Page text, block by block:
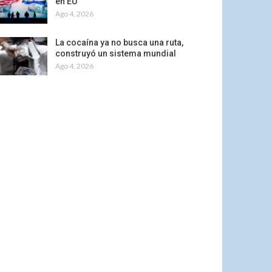
Ago 4, 2026
La cocaína ya no busca una ruta,
construyó un sistema mundial
Ago 4, 2026